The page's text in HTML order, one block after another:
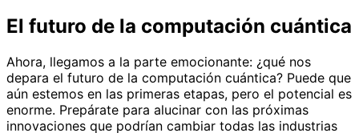
El futuro de la computación cuántica
Ahora, llegamos a la parte emocionante: ¿qué nos
depara el futuro de la computación cuántica? Puede que
aún estemos en las primeras etapas, pero el potencial es
enorme. Prepárate para alucinar con las próximas
innovaciones que podrían cambiar todas las industrias